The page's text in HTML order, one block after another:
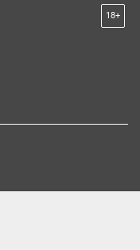
18+